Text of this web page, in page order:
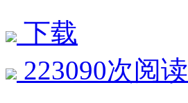
下载
223090次阅读